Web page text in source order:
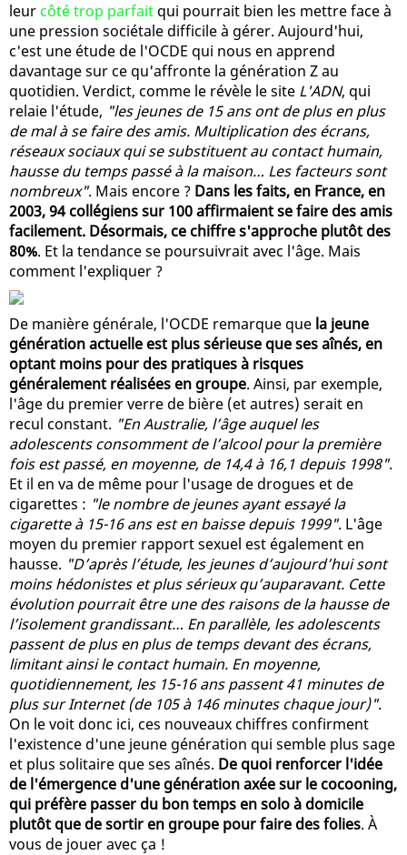
leur côté trop parfait qui pourrait bien les mettre face à
une pression sociétale difficile à gérer. Aujourd'hui,
c'est une étude de l'OCDE qui nous en apprend
davantage sur ce qu'affronte la génération Z au
quotidien. Verdict, comme le révèle le site L'ADN, qui
relaie l'étude, "les jeunes de 15 ans ont de plus en plus
de mal à se faire des amis. Multiplication des écrans,
réseaux sociaux qui se substituent au contact humain,
hausse du temps passé à la maison… Les facteurs sont
nombreux". Mais encore ? Dans les faits, en France, en
2003, 94 collégiens sur 100 affirmaient se faire des amis
facilement. Désormais, ce chiffre s'approche plutôt des
80%. Et la tendance se poursuivrait avec l'âge. Mais
comment l'expliquer ?
De manière générale, l'OCDE remarque que la jeune
génération actuelle est plus sérieuse que ses aînés, en
optant moins pour des pratiques à risques
généralement réalisées en groupe. Ainsi, par exemple,
l'âge du premier verre de bière (et autres) serait en
recul constant. "En Australie, l’âge auquel les
adolescents consomment de l’alcool pour la première
fois est passé, en moyenne, de 14,4 à 16,1 depuis 1998".
Et il en va de même pour l'usage de drogues et de
cigarettes : "le nombre de jeunes ayant essayé la
cigarette à 15-16 ans est en baisse depuis 1999". L'âge
moyen du premier rapport sexuel est également en
hausse. "D’après l’étude, les jeunes d’aujourd’hui sont
moins hédonistes et plus sérieux qu’auparavant. Cette
évolution pourrait être une des raisons de la hausse de
l’isolement grandissant… En parallèle, les adolescents
passent de plus en plus de temps devant des écrans,
limitant ainsi le contact humain. En moyenne,
quotidiennement, les 15-16 ans passent 41 minutes de
plus sur Internet (de 105 à 146 minutes chaque jour)".
On le voit donc ici, ces nouveaux chiffres confirment
l'existence d'une jeune génération qui semble plus sage
et plus solitaire que ses aînés. De quoi renforcer l'idée
de l'émergence d'une génération axée sur le cocooning,
qui préfère passer du bon temps en solo à domicile
plutôt que de sortir en groupe pour faire des folies. À
vous de jouer avec ça !